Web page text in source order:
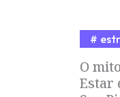
O
Estar